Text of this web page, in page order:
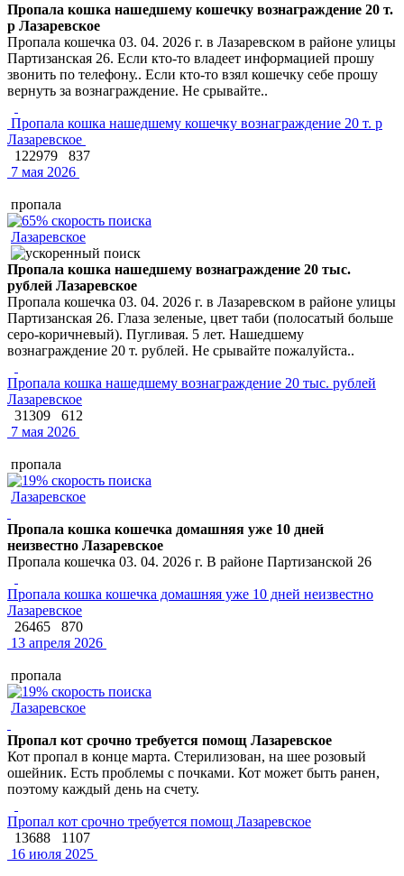
Пропала кошка нашедшему кошечку вознаграждение 20 т.
р Лазаревское
Пропала кошечка 03. 04. 2026 г. в Лазаревском в районе улицы
Партизанская 26. Если кто-то владеет информацией прошу
звонить по телефону.. Если кто-то взял кошечку себе прошу
вернуть за вознаграждение. Не срывайте..
Пропала кошка нашедшему кошечку вознаграждение 20 т. р
Лазаревское
122979
837
7 мая 2026
пропала
Лазаревское
Пропала кошка нашедшему вознаграждение 20 тыс.
рублей Лазаревское
Пропала кошечка 03. 04. 2026 г. в Лазаревском в районе улицы
Партизанская 26. Глаза зеленые, цвет таби (полосатый больше
серо-коричневый). Пугливая. 5 лет. Нашедшему
вознаграждение 20 т. рублей. Не срывайте пожалуйста..
Пропала кошка нашедшему вознаграждение 20 тыс. рублей
Лазаревское
31309
612
7 мая 2026
пропала
Лазаревское
Пропала кошка кошечка домашняя уже 10 дней
неизвестно Лазаревское
Пропала кошечка 03. 04. 2026 г. В районе Партизанской 26
Пропала кошка кошечка домашняя уже 10 дней неизвестно
Лазаревское
26465
870
13 апреля 2026
пропала
Лазаревское
Пропал кот срочно требуется помощ Лазаревское
Кот пропал в конце марта. Стерилизован, на шее розовый
ошейник. Есть проблемы с почками. Кот может быть ранен,
поэтому каждый день на счету.
Пропал кот срочно требуется помощ Лазаревское
13688
1107
16 июля 2025